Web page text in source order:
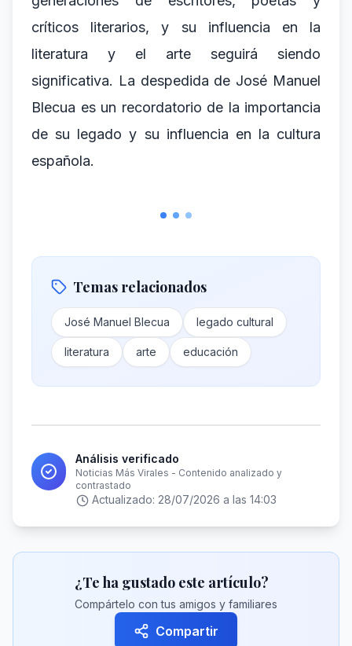
críticos literarios, y su influencia en la
literatura y el arte seguirá siendo
significativa. La despedida de José Manuel
Blecua es un recordatorio de la importancia
de su legado y su influencia en la cultura
española.
Temas relacionados
José Manuel Blecua legado cultural
literatura arte educación
Análisis verificado
Noticias Más Virales - Contenido analizado y
contrastado
Actualizado: 28/07/2026 a las 14:03
¿Te ha gustado este artículo?
Compártelo con tus amigos y familiares
Compartir